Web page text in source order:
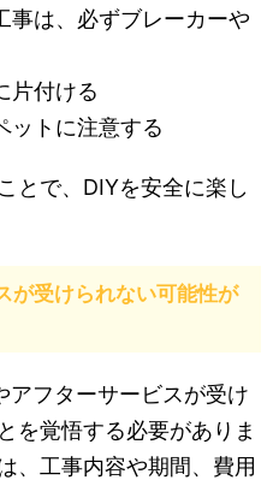
事は、必ずブレーカーや
片付ける
ットに注意する
とで、DIYを安全に楽し
が受けられない可能性が
アフターサービスが受け
を覚悟する必要がありま
、工事内容や期間、費用